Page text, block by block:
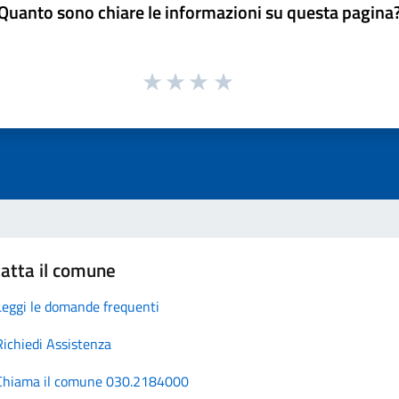
sono chiare le informazioni su questa
il comune
le domande frequenti
Assistenza
il comune 030.2184000